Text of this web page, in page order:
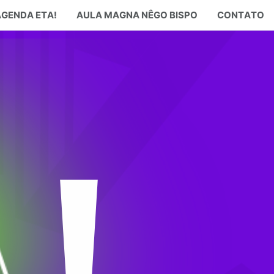
ETA! AULA MAGNA NÊGO BISPO CONTATO